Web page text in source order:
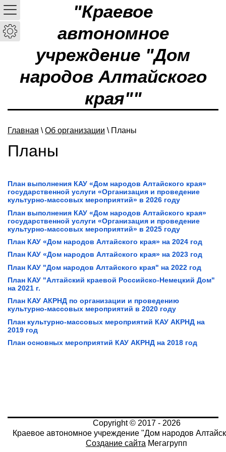
"Краевое
автономное
учреждение "Дом
народов Алтайского
края""
Главная \ Об организации \ Планы
Планы
План выполнения КАУ «Дом народов Алтайского края»
государственной услуги «Организация и проведение
культурно-массовых мероприятий» в 2026 году
План выполнения КАУ «Дом народов Алтайского края»
государственной услуги «Организация и проведение
культурно-массовых мероприятий» в 2025 году
План КАУ «Дом народов Алтайского края» на 2024 год
План КАУ «Дом народов Алтайского края» на 2023 год
План КАУ "Дом народов Алтайского края" на 2022 год
План КАУ "Алтайский краевой Российско-Немецкий Дом"
на 2021 г.
План КАУ АКРНД по организации и проведению
культурно-массовых мероприятий в 2020 году
План культурно-массовых мероприятий КАУ АКРНД на
2019 год
План основных мероприятий КАУ АКРНД на 2018 год
Copyright © 2017 - 2026
Краевое автономное учреждение "Дом народов
Создание сайта Мегагрупп